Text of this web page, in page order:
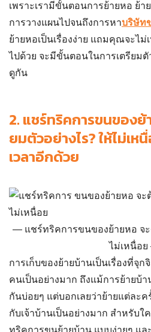
เพราะเรามีขั้นตอนการย้ายหอ ย้
การวางแผนไปจนถึงการหาบริษัท
ย้ายหอเป็นเรื่องง่าย แถมคุณจะไ
ไปด้วย จะมีขั้นตอนในการเตรียมตั
ดูกัน
2. แชร์ทริคการขนของย้
ยมตัวอย่างไร? ให้ไม่เ
เวลาอีกด้วย
แชร์ทริคการขนของย้ายหอ จะ
ไม่เหนื่อย
การเก็บของย้ายบ้านเป็นเรื่องที่จุ
คนเป็นอย่างมาก ถึงแม้การย้ายบ้า
กันบ่อยๆ แต่บอกเลยว่าย้ายแต่ละ
กับเจ้าบ้านเป็นอย่างมาก สำหรับ
ทริคการขนย้ายบ้าน แบบง่ายๆ แล